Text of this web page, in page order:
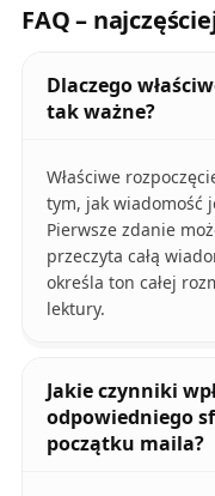
FAQ –
Dlaczego
tak ważne?
Właściwe
tym, jak wiadomość
Pierwsze zdanie
przeczyta całą
określa ton całej
lektury.
Jakie czynniki
odpowiedniego
początku maila?